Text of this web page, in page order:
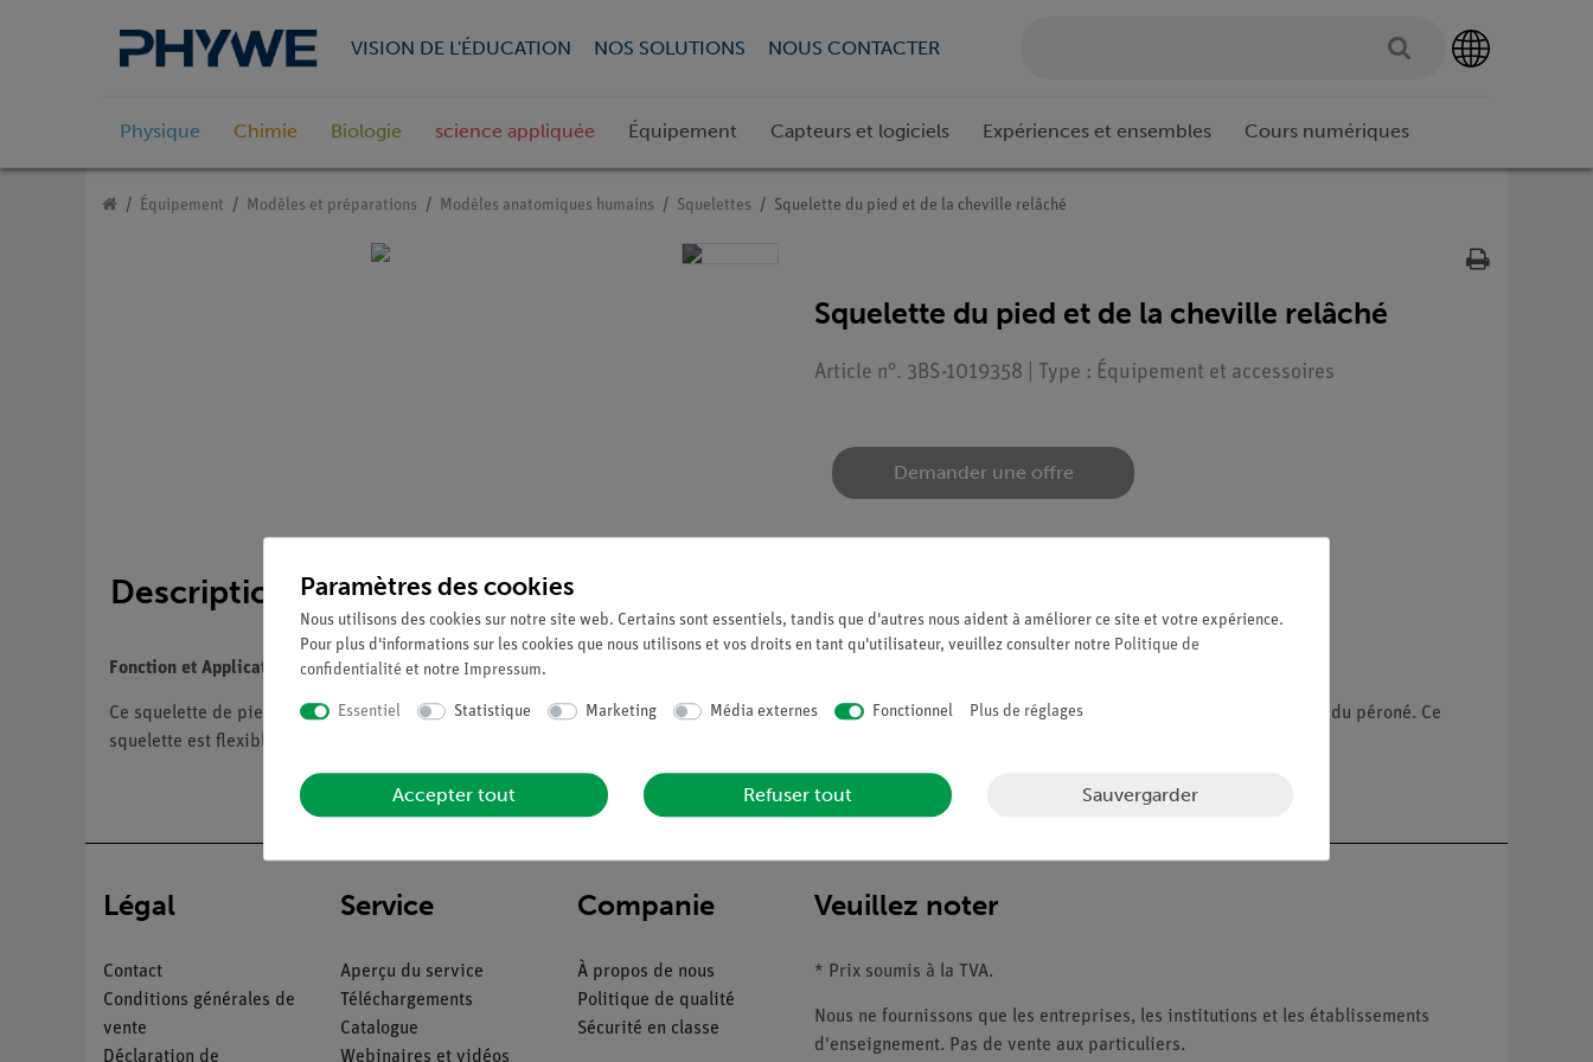
VISION DE L'ÉDUCATION NOS SOLUTIONS NOUS CONTACTER
Physique Chimie Biologie science appliquée Équipement Capteurs et logiciels Expériences et ensembles Cours numériques
Équipement Modèles et préparations Modèles anatomiques humains Squelettes Squelette du pied et de la cheville relâché
Squelette du pied et de la cheville relâché
Article n°. 3BS-1019358 | Type : Équipement et accessoires
Demander une offre
Description
Fonction et Applications
Ce squelette de pied et de cheville en vrac est monté avec un élastique pour un effet de souplesse. Le squelette du pied comprend des parties du tibia et du péroné. Ce
squelette est flexible pour un modèle anatomique plus réaliste du pied humain. Veuillez noter que vous recevrez par défaut une version gauche ou droite
Légal
Contact
Conditions générales de
vente
Déclaration de
Service
Aperçu du service
Téléchargements
Catalogue
Webinaires et vidéos
Companie
À propos de nous
Politique de qualité
Sécurité en classe
Veuillez noter
* Prix soumis à la TVA.
Nous ne fournissons que les entreprises, les institutions et les établissements
d'enseignement. Pas de vente aux particuliers.
Paramètres des cookies
Nous utilisons des cookies sur notre site web. Certains sont essentiels, tandis que d'autres nous aident à améliorer ce site et votre expérience.
Pour plus d'informations sur les cookies que nous utilisons et vos droits en tant qu'utilisateur, veuillez consulter notre Politique de
confidentialité et notre Impressum.
Essentiel Statistique Marketing Média externes Fonctionnel Plus de réglages
Accepter tout Refuser tout Sauvergarder